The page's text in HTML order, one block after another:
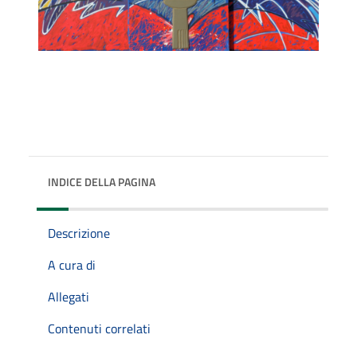
INDICE DELLA PAGINA
Descrizione
A cura di
Allegati
Contenuti correlati